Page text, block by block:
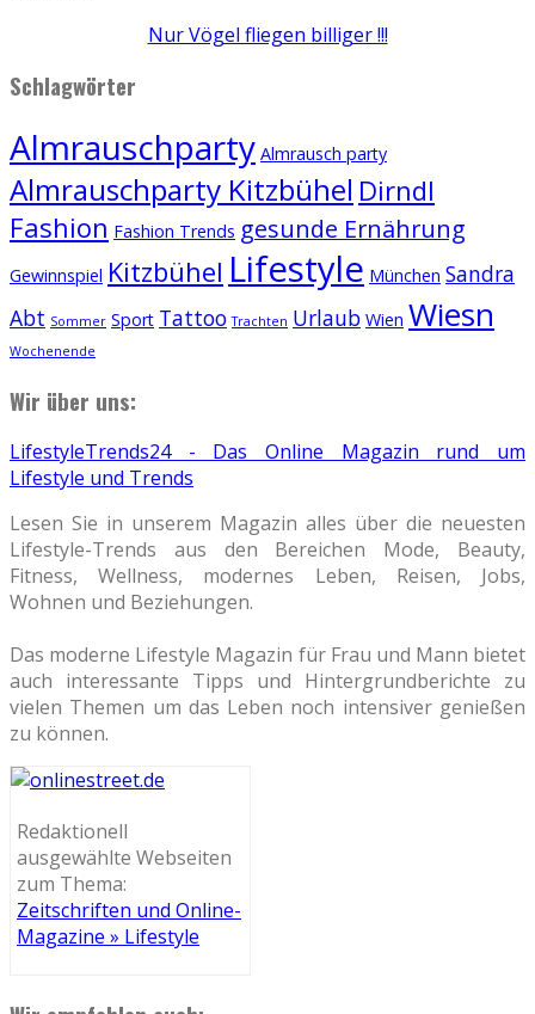
Nur Vögel fliegen billiger !!!
Schlagwörter
Almrauschparty Almrausch party
Almrauschparty Kitzbühel Dirndl
Fashion Fashion Trends gesunde Ernährung
Gewinnspiel Kitzbühel Lifestyle München Sandra
Abt Sommer Sport Tattoo Trachten Urlaub Wien Wiesn
Wochenende
Wir über uns:
LifestyleTrends24 - Das Online Magazin rund um
Lifestyle und Trends
Lesen Sie in unserem Magazin alles über die neuesten
Lifestyle-Trends aus den Bereichen Mode, Beauty,
Fitness, Wellness, modernes Leben, Reisen, Jobs,
Wohnen und Beziehungen.
Das moderne Lifestyle Magazin für Frau und Mann bietet
auch interessante Tipps und Hintergrundberichte zu
vielen Themen um das Leben noch intensiver genießen
zu können.
Redaktionell
ausgewählte Webseiten
zum Thema:
Zeitschriften und Online-
Magazine » Lifestyle